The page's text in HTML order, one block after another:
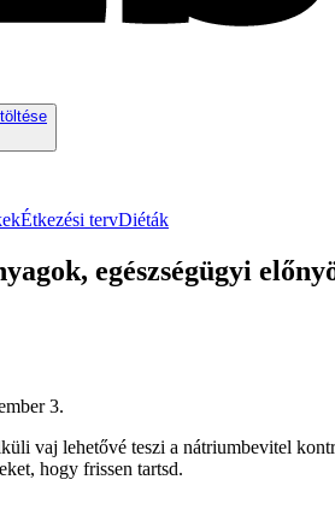
Étkezési tervDiéták
egészségügyi
3.
vaj lehetővé teszi a nátriumbevitel
hogy frissen tartsd.